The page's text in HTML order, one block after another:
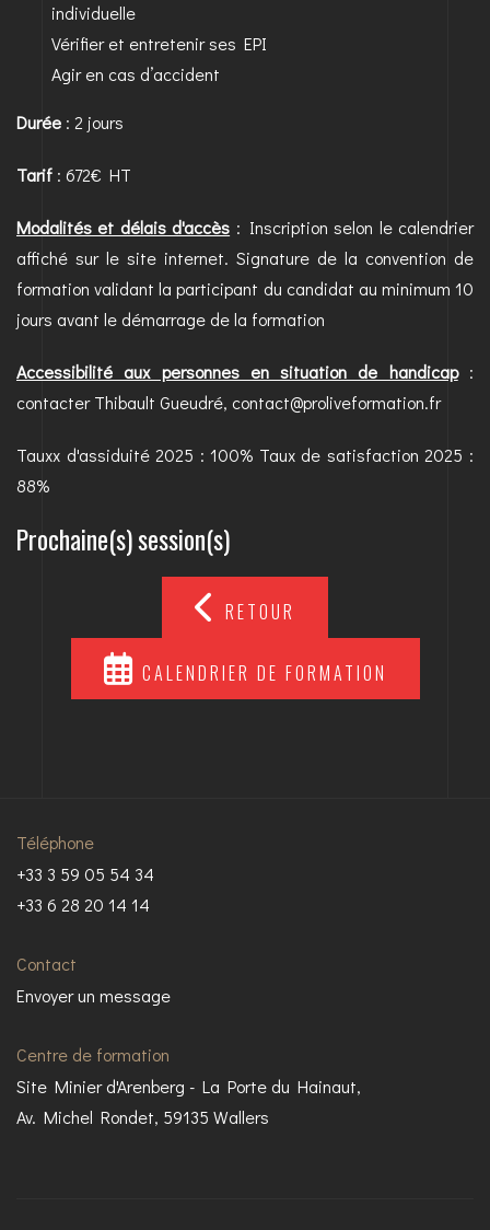
individuelle
Vérifier et entretenir ses EPI
Agir en cas d’accident
Durée : 2 jours
Tarif : 672€ HT
Modalités et délais d'accès : Inscription selon le calendrier
affiché sur le site internet. Signature de la convention de
formation validant la participant du candidat au minimum 10
jours avant le démarrage de la formation
Accessibilité aux personnes en situation de handicap:
contacter Thibault Gueudré, contact@proliveformation.fr
Tauxx d'assiduité 2025 : 100% Taux de satisfaction 2025 :
88%
Prochaine(s) session(s)
RETOUR
CALENDRIER DE FORMATION
Téléphone
+33 3 59 05 54 34
+33 6 28 20 14 14
Contact
Envoyer un message
Centre de formation
Site Minier d'Arenberg - La Porte du Hainaut,
Av. Michel Rondet, 59135 Wallers